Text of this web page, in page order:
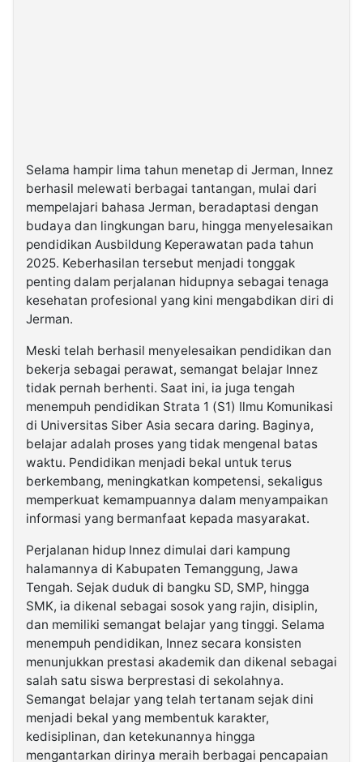
Selama hampir lima tahun menetap di Jerman, Innez
berhasil melewati berbagai tantangan, mulai dari
mempelajari bahasa Jerman, beradaptasi dengan
budaya dan lingkungan baru, hingga menyelesaikan
pendidikan Ausbildung Keperawatan pada tahun
2025. Keberhasilan tersebut menjadi tonggak
penting dalam perjalanan hidupnya sebagai tenaga
kesehatan profesional yang kini mengabdikan diri di
Jerman.
Meski telah berhasil menyelesaikan pendidikan dan
bekerja sebagai perawat, semangat belajar Innez
tidak pernah berhenti. Saat ini, ia juga tengah
menempuh pendidikan Strata 1 (S1) Ilmu Komunikasi
di Universitas Siber Asia secara daring. Baginya,
belajar adalah proses yang tidak mengenal batas
waktu. Pendidikan menjadi bekal untuk terus
berkembang, meningkatkan kompetensi, sekaligus
memperkuat kemampuannya dalam menyampaikan
informasi yang bermanfaat kepada masyarakat.
Perjalanan hidup Innez dimulai dari kampung
halamannya di Kabupaten Temanggung, Jawa
Tengah. Sejak duduk di bangku SD, SMP, hingga
SMK, ia dikenal sebagai sosok yang rajin, disiplin,
dan memiliki semangat belajar yang tinggi. Selama
menempuh pendidikan, Innez secara konsisten
menunjukkan prestasi akademik dan dikenal sebagai
salah satu siswa berprestasi di sekolahnya.
Semangat belajar yang telah tertanam sejak dini
menjadi bekal yang membentuk karakter,
kedisiplinan, dan ketekunannya hingga
mengantarkan dirinya meraih berbagai pencapaian